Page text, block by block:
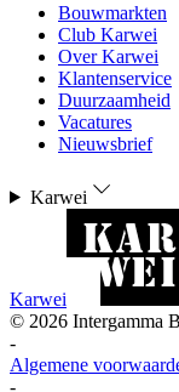
Bouwmarkten
Club Karwei
Over Karwei
Klantenservice
Duurzaamheid
Vacatures
Nieuwsbrief
Karwei
Karwei
© 2026 Intergamma
-
Algemene
-